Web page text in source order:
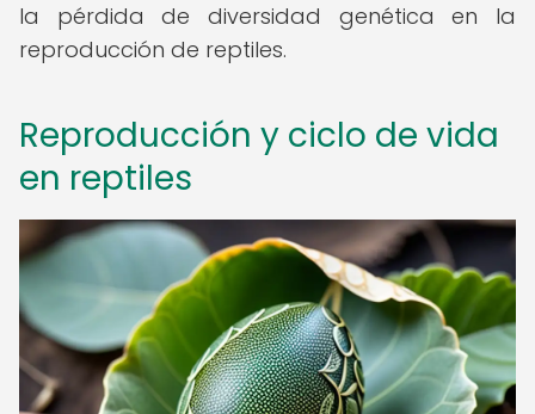
la pérdida de diversidad genética en la
reproducción de reptiles.
Reproducción y ciclo de vida
en reptiles